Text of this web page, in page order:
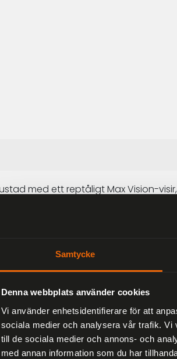
Samtycke
Denna webbplats använder cookies
Vi använder enhetsidentifierare för att
sociala medier och analysera vår trafik. Vi
till de sociala medier och annons- och
med annan information som du har
med ett reptåligt Max Vision-
skalstorlekar och laserskuren
söker en premiumhjälm för